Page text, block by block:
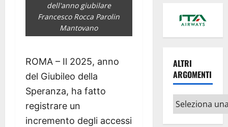
dell'anno giubilare
Francesco Rocca Parolin
Mantovano
ROMA – Il 2025, anno
del Giubileo della
Speranza, ha fatto
registrare un
incremento degli accessi
ALTRI
ARGOMENTI
Altri
argomenti